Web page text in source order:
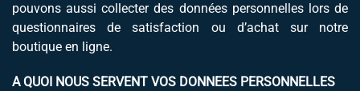
pouvons aussi collecter des données personnelles lors de
questionnaires de satisfaction ou d’achat sur notre
boutique en ligne.
A QUOI NOUS SERVENT VOS DONNEES PERSONNELLES